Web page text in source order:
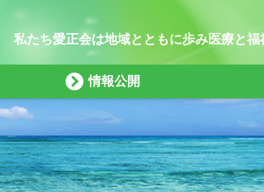
私たち愛正会は地域とともに歩み医療と福
情報公開